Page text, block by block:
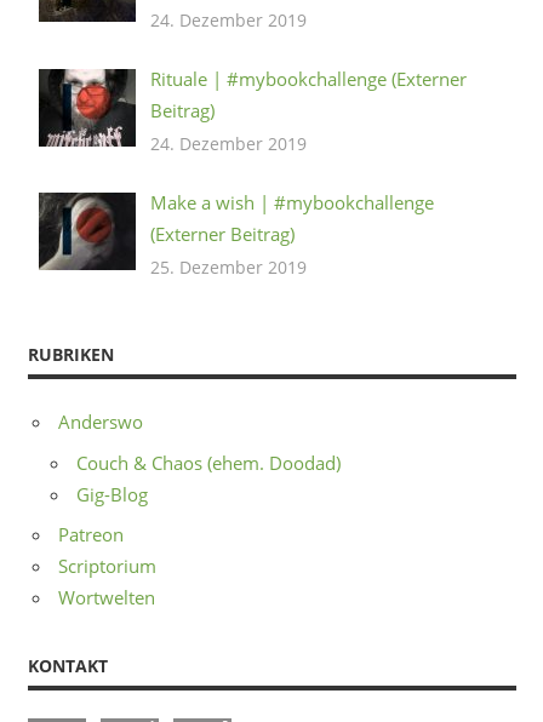
24. Dezember 2019
Rituale | #mybookchallenge (Externer
Beitrag)
24. Dezember 2019
Make a wish | #mybookchallenge
(Externer Beitrag)
25. Dezember 2019
RUBRIKEN
Anderswo
Couch & Chaos (ehem. Doodad)
Gig-Blog
Patreon
Scriptorium
Wortwelten
KONTAKT